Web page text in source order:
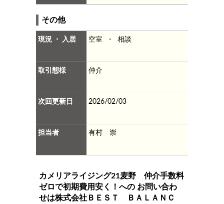
その他
現況 ・ 入居 空室 ・ 相談
取引態様 仲介
次回更新日 2026/02/03
担当者 有村 崇
カメリアライジング21麦野 仲介手数料
ゼロで初期費用安く！への お問い合わ
せは株式会社ＢＥＳＴ ＢＡＬＡＮＣ